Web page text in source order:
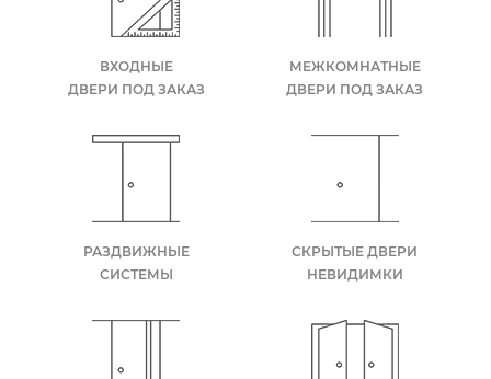
ВХОДНЫЕ
ДВЕРИ ПОД ЗАКАЗ
МЕЖКОМНАТНЫЕ
ДВЕРИ ПОД ЗАКАЗ
РАЗДВИЖНЫЕ
СИСТЕМЫ
СКРЫТЫЕ ДВЕРИ
НЕВИДИМКИ